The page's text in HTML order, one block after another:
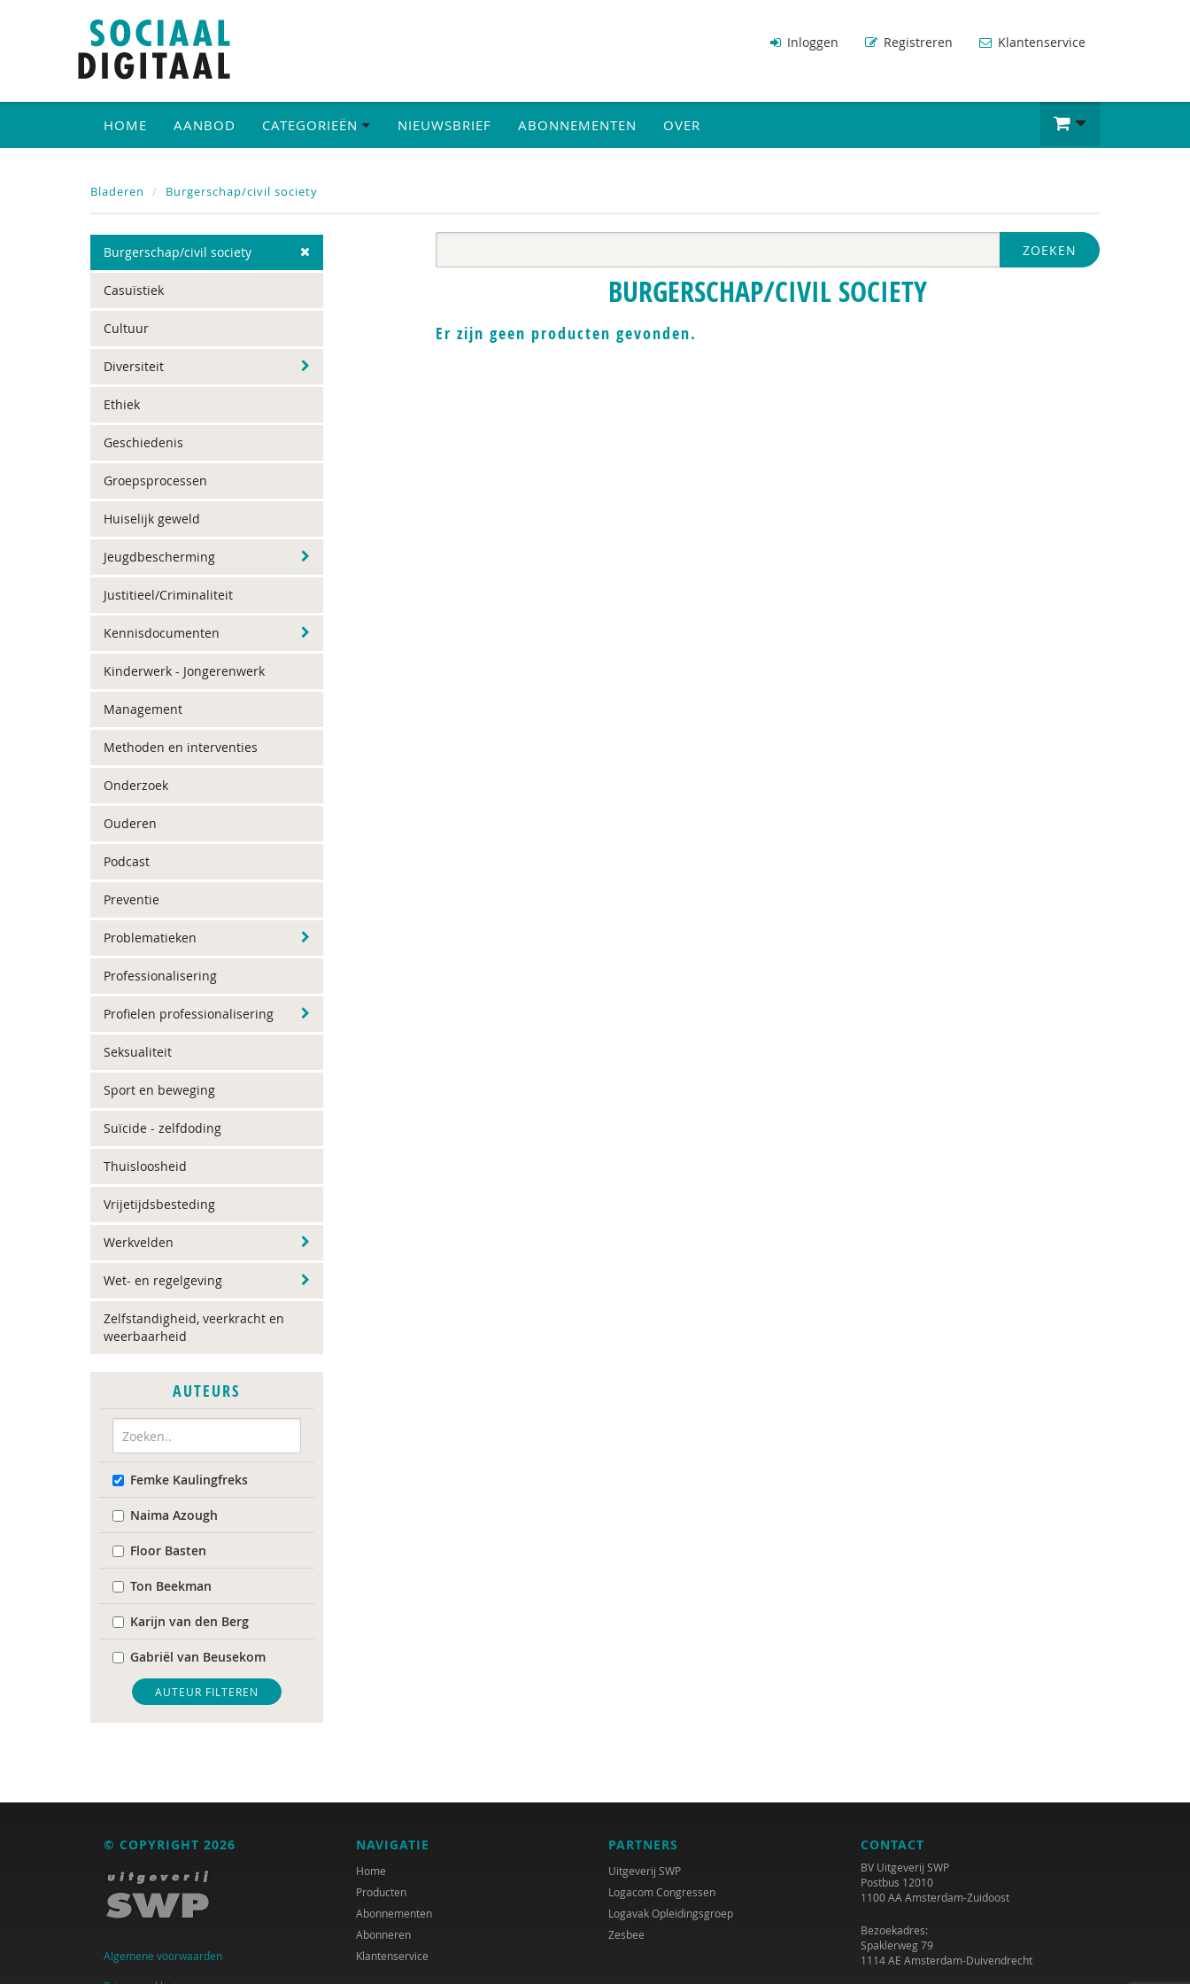
Inloggen Registreren Klantenservice
HOME AANBOD CATEGORIEËN NIEUWSBRIEF ABONNEMENTEN OVER
Bladeren Burgerschap/civil society
Burgerschap/civil society
Casuïstiek
Cultuur
Diversiteit
Ethiek
Geschiedenis
Groepsprocessen
Huiselijk geweld
Jeugdbescherming
Justitieel/Criminaliteit
Kennisdocumenten
Kinderwerk - Jongerenwerk
Management
Methoden en interventies
Onderzoek
Ouderen
Podcast
Preventie
Problematieken
Professionalisering
Profielen professionalisering
Seksualiteit
Sport en beweging
Suïcide - zelfdoding
Thuisloosheid
Vrijetijdsbesteding
Werkvelden
Wet- en regelgeving
Zelfstandigheid, veerkracht en
weerbaarheid
AUTEURS
Femke Kaulingfreks
Naima Azough
Floor Basten
Ton Beekman
Karijn van den Berg
Gabriël van Beusekom
Lonneke Bierhoff
Gert Biesta
Anita Boele
Suzanne Bouma
Mellouki Cadat-Lampe
AUTEUR FILTEREN
ZOEKEN
BURGERSCHAP/CIVIL SOCIETY
Er zijn geen producten gevonden.
© COPYRIGHT 2026
Algemene voorwaarden
NAVIGATIE
Home
Producten
Abonnementen
Abonneren
Klantenservice
PARTNERS
Uitgeverij SWP
Logacom Congressen
Logavak Opleidingsgroep
Zesbee
CONTACT
BV Uitgeverij SWP
Postbus 12010
1100 AA Amsterdam-Zuidoost
Bezoekadres:
Spaklerweg 79
1114 AE Amsterdam-Duivendrecht